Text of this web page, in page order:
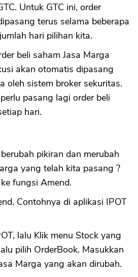
Untuk GTC ini, order
terus selama beberapa
hari pilihan kita.
beli saham Jasa Marga
akan otomatis dipasang
oleh sistem broker sekuritas.
pasang lagi order beli
hari.
pikiran dan merubah
yang telah kita pasang ?
fungsi Amend.
Contohnya di aplikasi IPOT
lalu Klik menu Stock yang
pilih OrderBook. Masukkan
Marga yang akan dirubah.